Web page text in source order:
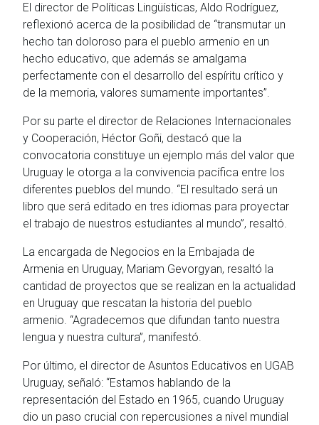
El director de Políticas Lingüísticas, Aldo Rodríguez,
reflexionó acerca de la posibilidad de “transmutar un
hecho tan doloroso para el pueblo armenio en un
hecho educativo, que además se amalgama
perfectamente con el desarrollo del espíritu crítico y
de la memoria, valores sumamente importantes”.
Por su parte el director de Relaciones Internacionales
y Cooperación, Héctor Goñi, destacó que la
convocatoria constituye un ejemplo más del valor que
Uruguay le otorga a la convivencia pacífica entre los
diferentes pueblos del mundo. “El resultado será un
libro que será editado en tres idiomas para proyectar
el trabajo de nuestros estudiantes al mundo”, resaltó.
La encargada de Negocios en la Embajada de
Armenia en Uruguay, Mariam Gevorgyan, resaltó la
cantidad de proyectos que se realizan en la actualidad
en Uruguay que rescatan la historia del pueblo
armenio. “Agradecemos que difundan tanto nuestra
lengua y nuestra cultura”, manifestó.
Por último, el director de Asuntos Educativos en UGAB
Uruguay, señaló: “Estamos hablando de la
representación del Estado en 1965, cuando Uruguay
dio un paso crucial con repercusiones a nivel mundial